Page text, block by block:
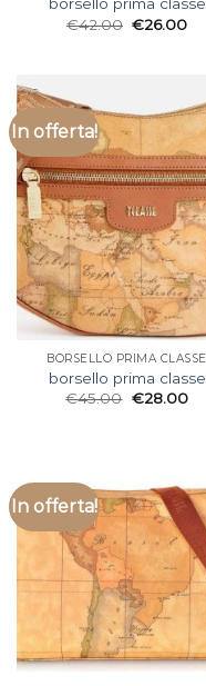
borsello prima classe
€42.00 €26.00
In offerta!
BORSELLO PRIMA CLASSE
borsello prima classe
€45.00 €28.00
In offerta!